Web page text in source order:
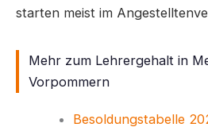
starten meist im
Mehr zum Lehrergehalt in
Vorpommern
Besoldungstabelle